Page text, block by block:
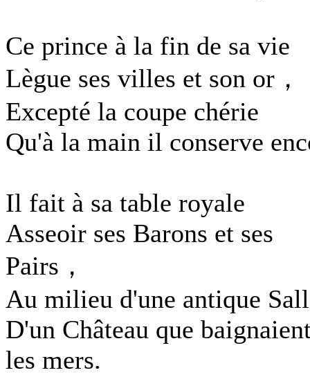
Ce prince à la fin de sa vie
Lègue ses villes et son or，
Excepté la coupe chérie
Qu'à la main il conserve
Il fait à sa table royale
Asseoir ses Barons et ses
Pairs，
Au milieu d'une antique
D'un Château que
les mers.